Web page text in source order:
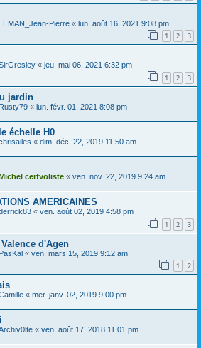
LEMAN_Jean-Pierre « lun. août 16, 2021 9:08 pm
1 2 3
« jeu. mai 06, 2021 6:32 pm
1 2 3
jardin
Rusty79 « lun. févr. 01, 2021 8:08 pm
échelle H0
« dim. déc. 22, 2019 11:50 am
cerfvoliste « ven. nov. 22, 2019 9:24 am
AMERICAINES
« ven. août 02, 2019 4:58 pm
1 2 3
d'Agen
PasKal « ven. mars 15, 2019 9:12 am
1 2
« mer. janv. 02, 2019 9:00 pm
« ven. août 17, 2018 11:01 pm